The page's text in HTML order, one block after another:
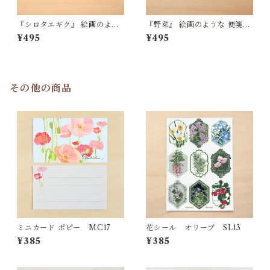
『シロタエギク』 絵画のよう
な 便箋（Ａ5）LS517
¥495
『野菜』 絵画のような 便箋
（Ａ5）LS516
¥495
その他の商品
ミニカード ポピー MC17
¥385
花シール オリーブ SL13
¥385